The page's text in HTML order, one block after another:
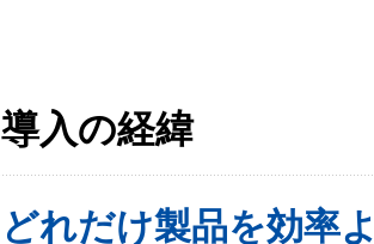
導入の経緯
どれだけ製品を効率